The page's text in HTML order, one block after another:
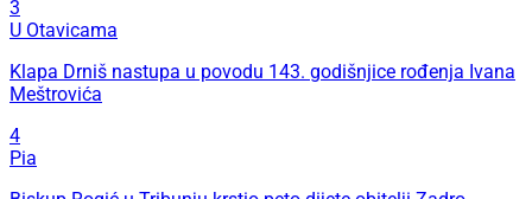
3
U Otavicama
Klapa Drniš nastupa u povodu 143. godišnjice rođenja Ivana
Meštrovića
4
Pia